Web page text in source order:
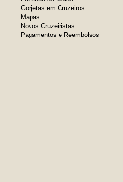
Gorjetas em Cruzeiros
Mapas
Novos Cruzeiristas
Pagamentos e Reembolsos